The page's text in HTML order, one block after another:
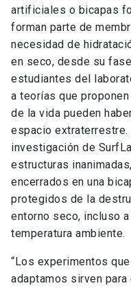
artificiales o bicapas
forman parte de
necesidad de
en seco, desde su
estudiantes del
a teorías que
de la vida pueden
espacio
investigación de
estructuras
encerrados en una
protegidos de la
entorno seco, incluso
temperatura ambiente.
“Los experimentos
adaptamos sirven